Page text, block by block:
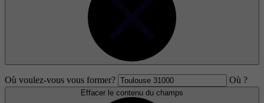
Où voulez-vous vous former? Où ?
Effacer le contenu du champs